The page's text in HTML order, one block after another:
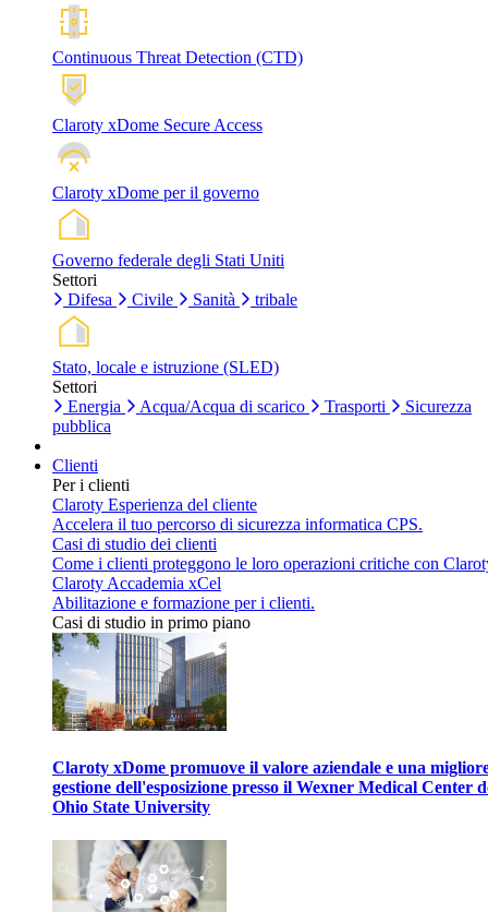
Continuous Threat Detection (CTD)
Claroty xDome Secure Access
Claroty xDome per il governo
Governo federale degli Stati Uniti
Settori
Difesa
Civile Sanità tribale
Stato, locale e istruzione (SLED)
Settori
Energia
Acqua/Acqua di scarico Trasporti
Sicurezza
pubblica
Clienti
Per i clienti
Claroty Esperienza del cliente
Accelera il tuo percorso di sicurezza informatica CPS.
Casi di studio dei clienti
Come i clienti proteggono le loro operazioni critiche con
Claroty Accademia xCel
Abilitazione e formazione per i clienti.
Casi di studio in primo piano
Claroty xDome promuove il valore aziendale e una
gestione dell'esposizione presso il Wexner Medical Center
Ohio State University